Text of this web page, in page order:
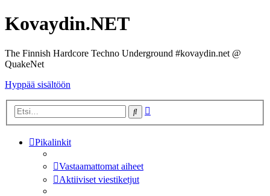
Kovaydin.NET
The Finnish Hardcore Techno Underground #kovaydin.net @
QuakeNet
Hyppää sisältöön
Etsi
Pikalinkit
Vastaamattomat aiheet
Aktiiviset viestiketjut